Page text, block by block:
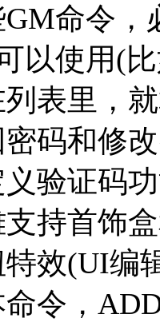
命令，
以使用(
表里，
码和修
验证码
持首饰
效(UI编
令，